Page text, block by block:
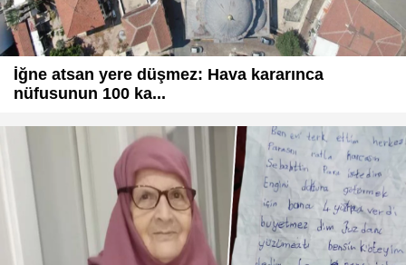
İğne atsan yere düşmez: Hava kararınca
nüfusunun 100 ka...